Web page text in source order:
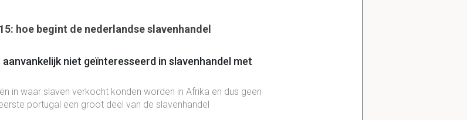
hoe begint de nederlandse slavenhandel
niet geïnteresseerd in slavenhandel met
in waar slaven verkocht konden worden in Afrika en dus geen
portugal een groot deel van de slavenhandel